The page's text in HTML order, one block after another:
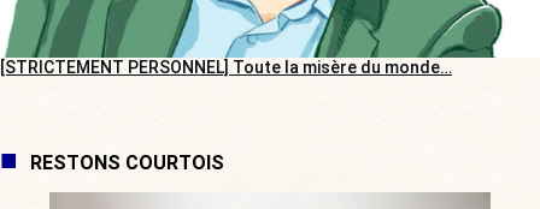
[STRICTEMENT PERSONNEL] Toute la misère du monde…
RESTONS COURTOIS